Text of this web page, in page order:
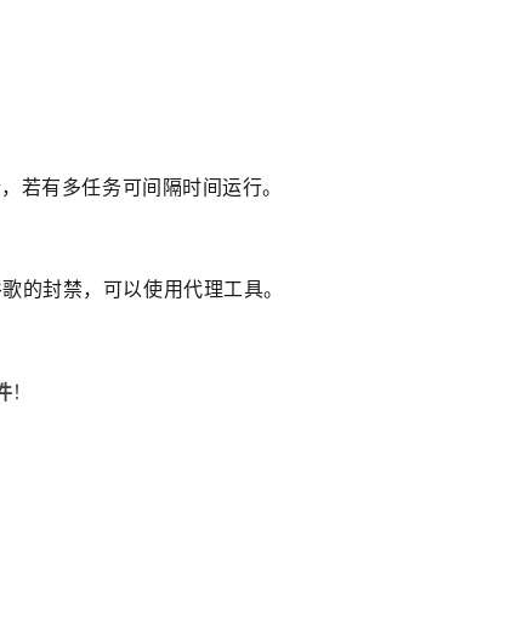
若有多任务可间隔时间运行。
的封禁，可以使用代理工具。
！